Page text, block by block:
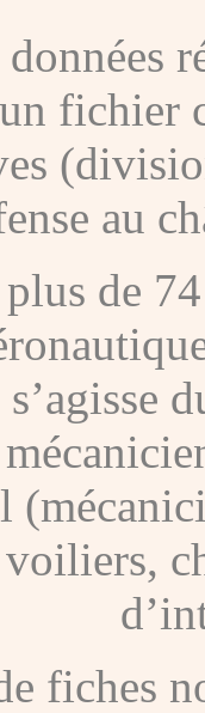
données
fichier
au
de
fiches